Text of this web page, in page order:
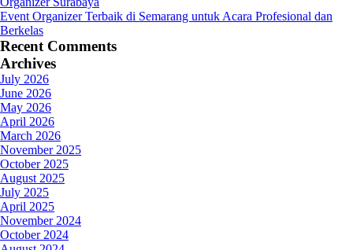
Event Organizer Terbaik di Semarang untuk Acara Profesional dan
Berkelas
Recent Comments
Archives
July 2026
June 2026
May 2026
April 2026
March 2026
November 2025
October 2025
August 2025
July 2025
April 2025
November 2024
October 2024